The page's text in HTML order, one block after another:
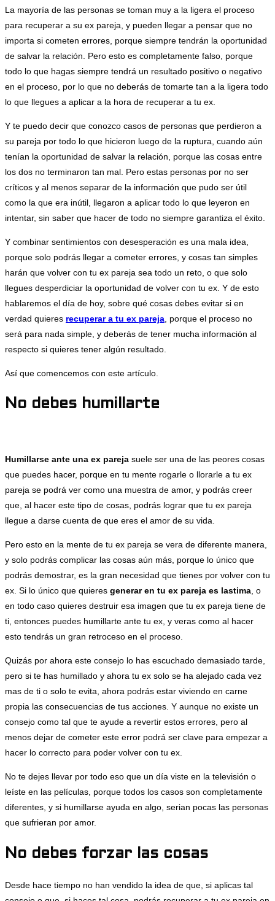
La mayoría de las personas se toman muy a la ligera el proceso
para recuperar a su ex pareja, y pueden llegar a pensar que no
importa si cometen errores, porque siempre tendrán la oportunidad
de salvar la relación. Pero esto es completamente falso, porque
todo lo que hagas siempre tendrá un resultado positivo o negativo
en el proceso, por lo que no deberás de tomarte tan a la ligera todo
lo que llegues a aplicar a la hora de recuperar a tu ex.
Y te puedo decir que conozco casos de personas que perdieron a
su pareja por todo lo que hicieron luego de la ruptura, cuando aún
tenían la oportunidad de salvar la relación, porque las cosas entre
los dos no terminaron tan mal. Pero estas personas por no ser
críticos y al menos separar de la información que pudo ser útil
como la que era inútil, llegaron a aplicar todo lo que leyeron en
intentar, sin saber que hacer de todo no siempre garantiza el éxito.
Y combinar sentimientos con desesperación es una mala idea,
porque solo podrás llegar a cometer errores, y cosas tan simples
harán que volver con tu ex pareja sea todo un reto, o que solo
llegues desperdiciar la oportunidad de volver con tu ex. Y de esto
hablaremos el día de hoy, sobre qué cosas debes evitar si en
verdad quieres recuperar a tu ex pareja , porque el proceso no
será para nada simple, y deberás de tener mucha información al
respecto si quieres tener algún resultado.
Así que comencemos con este artículo.
No debes humillarte
Humillarse ante una ex pareja suele ser una de las peores cosas
que puedes hacer, porque en tu mente rogarle o llorarle a tu ex
pareja se podrá ver como una muestra de amor, y podrás creer
que, al hacer este tipo de cosas, podrás lograr que tu ex pareja
llegue a darse cuenta de que eres el amor de su vida.
Pero esto en la mente de tu ex pareja se vera de diferente manera,
y solo podrás complicar las cosas aún más, porque lo único que
podrás demostrar, es la gran necesidad que tienes por volver con tu
ex. Si lo único que quieres generar en tu ex pareja es lastima , o
en todo caso quieres destruir esa imagen que tu ex pareja tiene de
ti, entonces puedes humillarte ante tu ex, y veras como al hacer
esto tendrás un gran retroceso en el proceso.
Quizás por ahora este consejo lo has escuchado demasiado tarde,
pero si te has humillado y ahora tu ex solo se ha alejado cada vez
mas de ti o solo te evita, ahora podrás estar viviendo en carne
propia las consecuencias de tus acciones. Y aunque no existe un
consejo como tal que te ayude a revertir estos errores, pero al
menos dejar de cometer este error podrá ser clave para empezar a
hacer lo correcto para poder volver con tu ex.
No te dejes llevar por todo eso que un día viste en la televisión o
leíste en las películas, porque todos los casos son completamente
diferentes, y si humillarse ayuda en algo, serian pocas las personas
que sufrieran por amor.
No debes forzar las cosas
Desde hace tiempo no han vendido la idea de que, si aplicas tal